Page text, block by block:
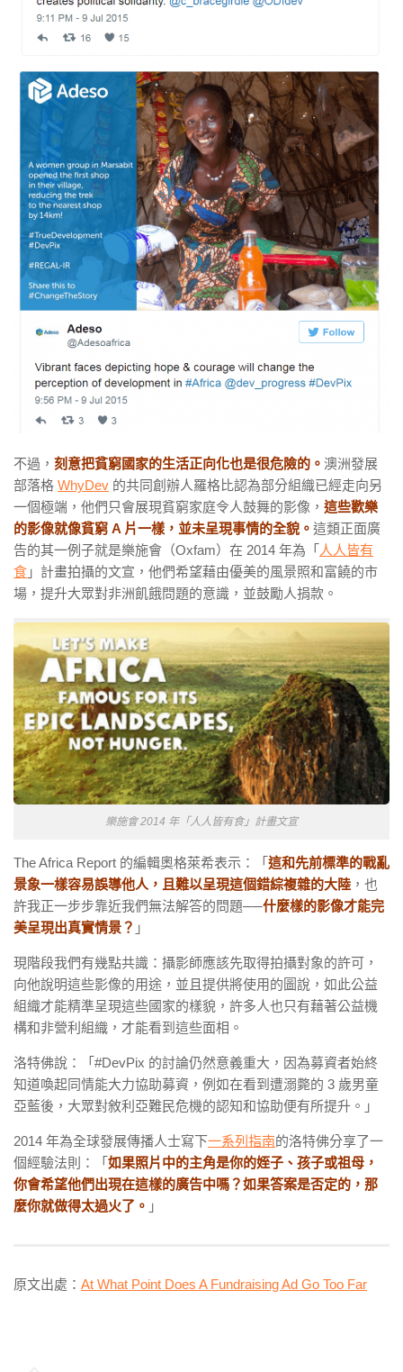
不過， 刻意把貧窮國家的生活正向化也是很危險的。 澳洲發展
部落格 WhyDev 的共同創辦人羅格比認為部分組織已經走向另
一個極端，他們只會展現貧窮家庭令人鼓舞的影像， 這些歡樂
的影像就像貧窮 A 片一樣，並未呈現事情的全貌。 這類正面廣
告的其一例子就是樂施會（Oxfam）在 2014 年為「 人人皆有
食 」計畫拍攝的文宣，他們希望藉由優美的風景照和富饒的市
場，提升大眾對非洲飢餓問題的意識，並鼓勵人捐款。
樂施會 2014 年「人人皆有食」計畫文宣
The Africa Report 的編輯奧格萊希表示：「 這和先前標準的戰亂
景象一樣容易誤導他人，且難以呈現這個錯綜複雜的大陸 ，也
許我正一步步靠近我們無法解答的問題──什麼樣的影像才能完
美呈現出真實情景？ 」
現階段我們有幾點共識：攝影師應該先取得拍攝對象的許可，
向他說明這些影像的用途，並且提供將使用的圖說，如此公益
組織才能精準呈現這些國家的樣貌，許多人也只有藉著公益機
構和非營利組織，才能看到這些面相。
洛特佛說：「#DevPix 的討論仍然意義重大，因為募資者始終
知道喚起同情能大力協助募資，例如在看到遭溺斃的 3 歲男童
亞藍後，大眾對敘利亞難民危機的認知和協助便有所提升。」
2014 年為全球發展傳播人士寫下一系列指南的洛特佛分享了一
個經驗法則：「 如果照片中的主角是你的姪子、孩子或祖母，
你會希望他們出現在這樣的廣告中嗎？如果答案是否定的，那
麼你就做得太過火了。 」
原文出處： At What Point Does A Fundraising Ad Go Too Far